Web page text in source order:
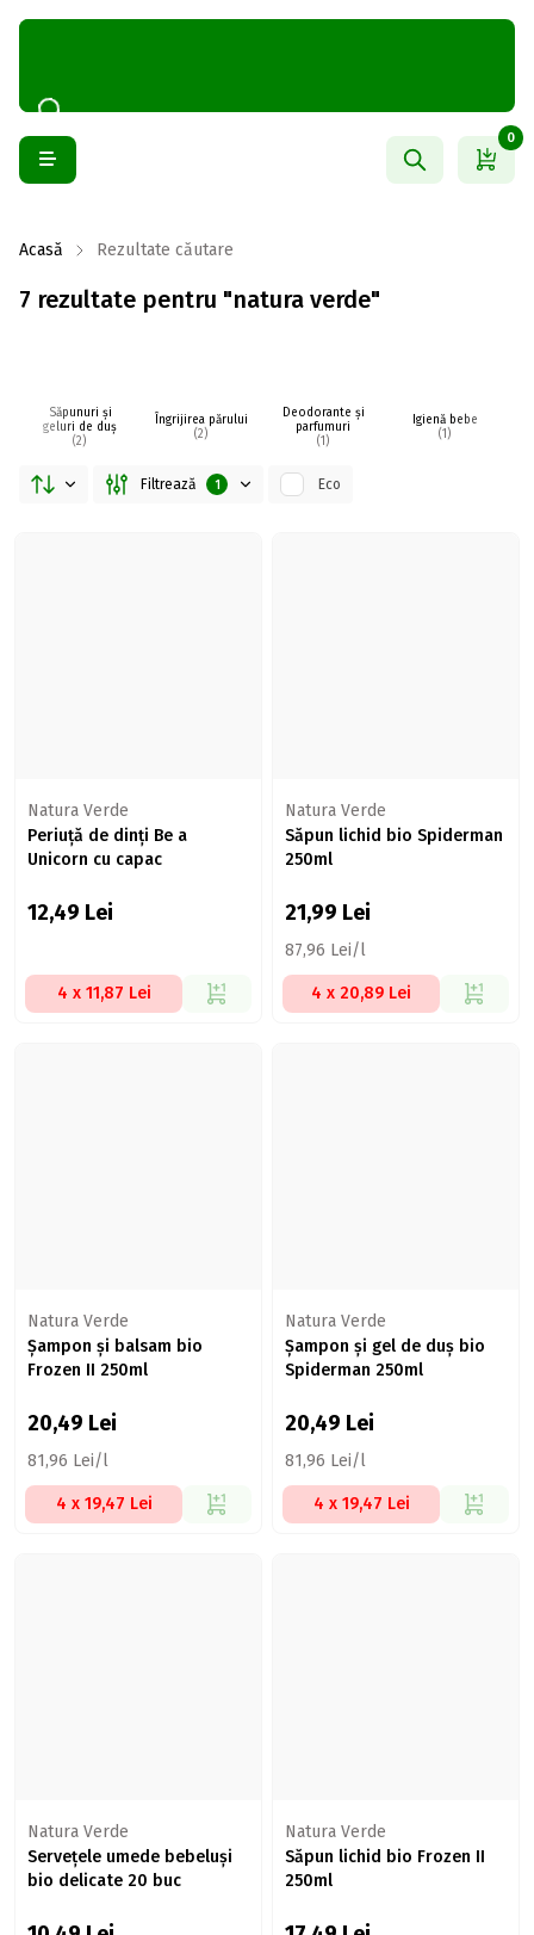
0
Acasă Rezultate căutare
7 rezultate pentru "natura verde"
Săpunuri și
geluri de duș
(2)
Îngrijirea părului
(2)
Deodorante și
parfumuri
(1)
Igienă bebe
(1)
Filtrează 1 Eco
Natura Verde
Periuță de dinți Be a
Unicorn cu capac
12,49 Lei
4 x 11,87 Lei
Natura Verde
Săpun lichid bio Spiderman
250ml
21,99 Lei
87,96 Lei/l
4 x 20,89 Lei
Natura Verde
Șampon și balsam bio
Frozen II 250ml
20,49 Lei
81,96 Lei/l
4 x 19,47 Lei
Natura Verde
Șampon și gel de duș bio
Spiderman 250ml
20,49 Lei
81,96 Lei/l
4 x 19,47 Lei
Natura Verde
Servețele umede bebeluși
bio delicate 20 buc
Natura Verde
Săpun lichid bio Frozen II
250ml